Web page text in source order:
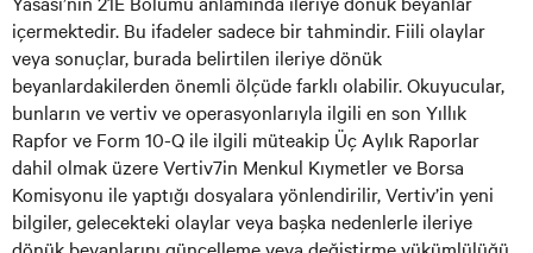
içermektedir. Bu ifadeler sadece bir tahmindir. Fiili olaylar
veya sonuçlar, burada belirtilen ileriye dönük
beyanlardakilerden önemli ölçüde farklı olabilir. Okuyucular,
bunların ve vertiv ve operasyonlarıyla ilgili en son Yıllık
Rapfor ve Form 10-Q ile ilgili müteakip Üç Aylık Raporlar
dahil olmak üzere Vertiv7in Menkul Kıymetler ve Borsa
Komisyonu ile yaptığı dosyalara yönlendirilir, Vertiv’in yeni
bilgiler, gelecekteki olaylar veya başka nedenlerle ileriye